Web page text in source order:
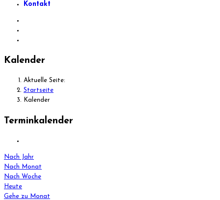
Kontakt
Kalender
Aktuelle Seite:
Startseite
Kalender
Terminkalender
Nach Jahr
Nach Monat
Nach Woche
Heute
Gehe zu Monat